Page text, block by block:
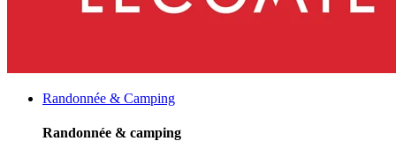
Randonnée & Camping
Randonnée & camping